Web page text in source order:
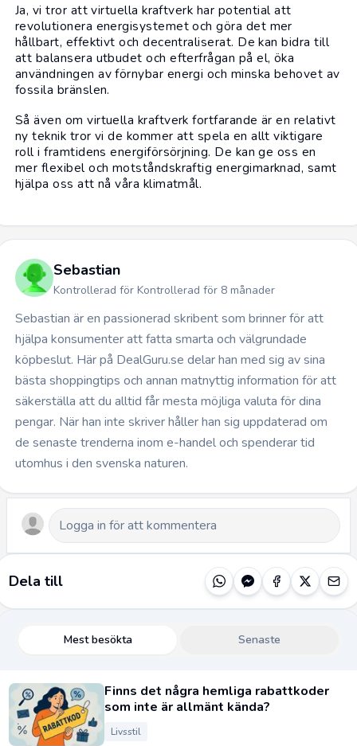
Ja, vi tror att virtuella kraftverk har potential att
revolutionera energisystemet och göra det mer
hållbart, effektivt och decentraliserat. De kan bidra till
att balansera utbudet och efterfrågan på el, öka
användningen av förnybar energi och minska behovet av
fossila bränslen.
Så även om virtuella kraftverk fortfarande är en relativt
ny teknik tror vi de kommer att spela en allt viktigare
roll i framtidens energiförsörjning. De kan ge oss en
mer flexibel och motståndskraftig energimarknad, samt
hjälpa oss att nå våra klimatmål.
Sebastian
Kontrollerad för Kontrollerad för 8 månader
Sebastian är en passionerad skribent som brinner för att
hjälpa konsumenter att fatta smarta och välgrundade
köpbeslut. Här på DealGuru.se delar han med sig av sina
bästa shoppingtips och annan matnyttig information för att
säkerställa att du alltid får mesta möjliga valuta för dina
pengar. När han inte skriver håller han sig uppdaterad om
de senaste trenderna inom e-handel och spenderar tid
utomhus i den svenska naturen.
Dela till
Mest besökta Senaste
Finns det några hemliga rabattkoder
som inte är allmänt kända?
Livsstil